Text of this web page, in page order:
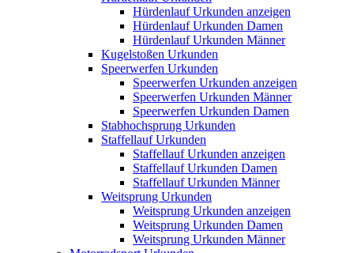
Hürdenlauf Urkunden anzeigen
Hürdenlauf Urkunden Damen
Hürdenlauf Urkunden Männer
Kugelstoßen Urkunden
Speerwerfen Urkunden
Speerwerfen Urkunden anzeigen
Speerwerfen Urkunden Männer
Speerwerfen Urkunden Damen
Stabhochsprung Urkunden
Staffellauf Urkunden
Staffellauf Urkunden anzeigen
Staffellauf Urkunden Damen
Staffellauf Urkunden Männer
Weitsprung Urkunden
Weitsprung Urkunden anzeigen
Weitsprung Urkunden Damen
Weitsprung Urkunden Männer